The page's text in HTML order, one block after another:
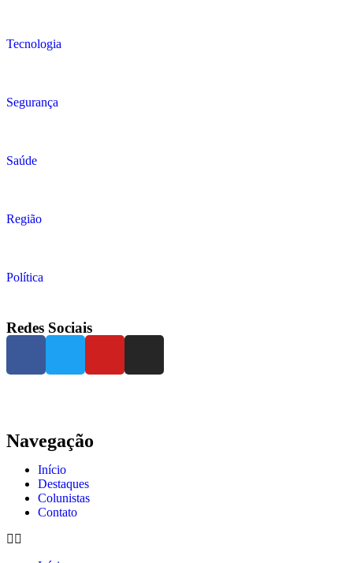
Tecnologia
Segurança
Saúde
Região
Política
Redes Sociais
Navegação
Início
Destaques
Colunistas
Contato